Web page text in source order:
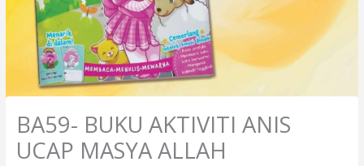
BA59- BUKU AKTIVITI ANIS
UCAP MASYA ALLAH